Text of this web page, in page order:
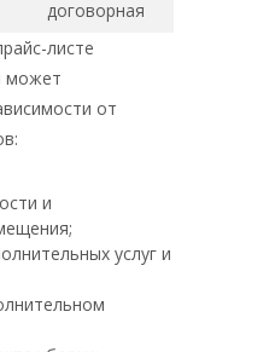
договорная
листе
может
от
и
услуг и